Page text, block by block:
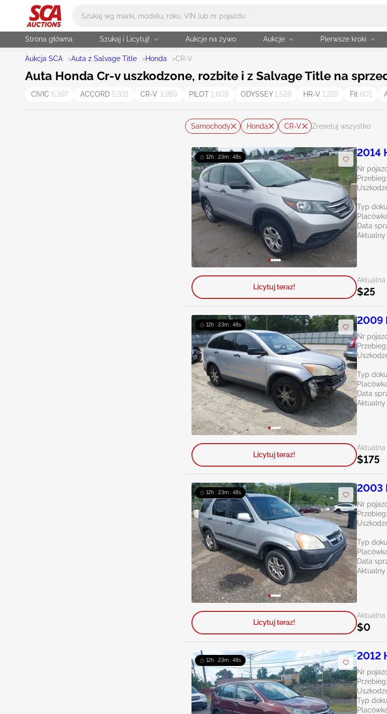
Strona główna Szukaj i Licytuj! Aukcje na żywo Aukcje Pierwsze kroki
Aukcja SCA >Auta z Salvage Title >Honda >CR-V
Auta Honda Cr-v uszkodzone, rozbite i z Salvage Title na
CIVIC 6,397 ACCORD 5,931 CR-V 3,959 PILOT 1,608 ODYSSEY 1,528 HR-V 1,219 Fit 601
Samochody Honda CR-V Zresetuj wszystko
12h : 23m : 47s 2014
Nr
Przebieg:
Typ
Data
Aktualny
Aktualna
$25
Licytuj teraz!
12h : 23m : 47s 2009
Nr
Przebieg:
Typ
Data
Aktualny
Aktualna
$175
Licytuj teraz!
12h : 23m : 47s 2003
Nr
Przebieg:
Typ
Data
Aktualny
Aktualna
$0
Licytuj teraz!
12h : 23m : 47s 2012
Nr
Przebieg:
Typ